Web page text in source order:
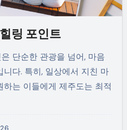
링 포인트
다. 특히, 일상에서 지친 마
하는 이들에게 제주도는 최적